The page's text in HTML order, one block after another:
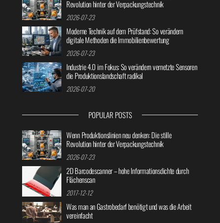
Revolution hinter der Verpackungstechnik
2026-07-23
Moderne Technik auf dem Prüfstand: So verändern
digitale Methoden die Immobilienbewertung
2026-07-23
Industrie 4.0 im Fokus: So verändern vernetzte Sensoren
die Produktionslandschaft radikal
2026-07-20
POPULAR POSTS
Wenn Produktionslinien neu denken: Die stille
Revolution hinter der Verpackungstechnik
2026-07-23
2D Barcodescanner – hohe Informationsdichte durch
Flächenscan
2017-12-12
Was man an Gastrobedarf benötigt und was die Arbeit
vereinfacht